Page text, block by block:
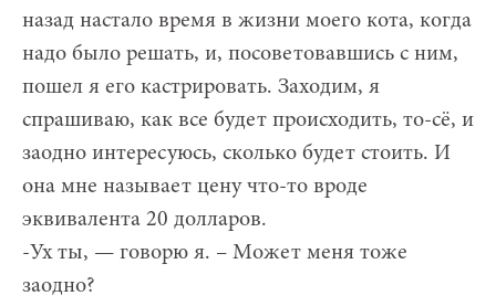
назад настало время в жизни моего кота, когда
надо было решать, и, посоветовавшись с ним,
пошел я его кастрировать. Заходим, я
спрашиваю, как все будет происходить, то-сё, и
заодно интересуюсь, сколько будет стоить. И
она мне называет цену что-то вроде
эквивалента 20 долларов.
-Ух ты, — говорю я. – Может меня тоже
заодно?